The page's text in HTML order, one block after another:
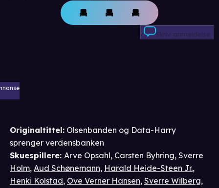
Skriv anmeldelse
Originaltittel: Olsenbanden og Data-Harry
sprenger verdensbanken
Skuespillere: Arve Opsahl, Carsten Byhring, Sverre
Holm, Aud Schønemann, Harald Heide-Steen Jr.,
Henki Kolstad, Ove Verner Hansen, Sverre Wilberg,